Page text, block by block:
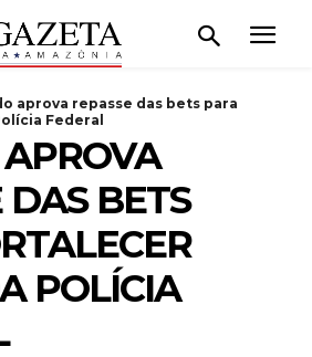
aprova repasse das bets para
Federal
DAS BETS
POLÍCIA